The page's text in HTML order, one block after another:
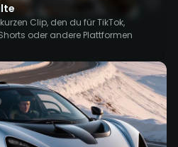
Clip, den du für TikTok,
oder andere Plattformen